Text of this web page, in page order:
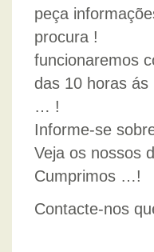
peça
procura !
funcionaremos
das 10 horas
… !
Informe-se
Veja os nossos
Cumprimos …!
Contacte-nos